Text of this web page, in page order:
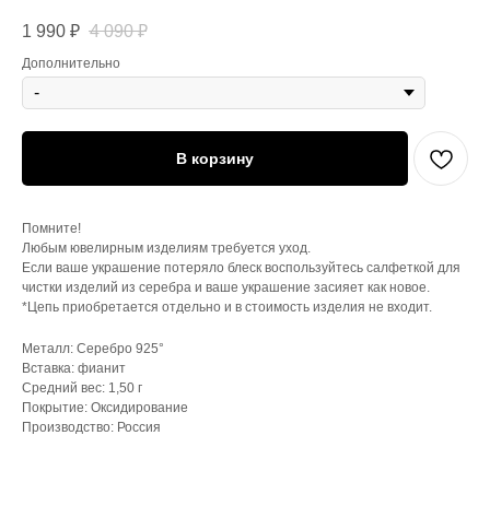
1 990 ₽ 4 090 ₽
Дополнительно
В корзину
Помните!
Любым ювелирным изделиям требуется уход.
Если ваше украшение потеряло блеск воспользуйтесь салфеткой для
чистки изделий из серебра и ваше украшение засияет как новое.
*Цепь приобретается отдельно и в стоимость изделия не входит.
Металл: Серебро 925°
Вставка: фианит
Средний вес: 1,50 г
Покрытие: Оксидирование
Производство: Россия